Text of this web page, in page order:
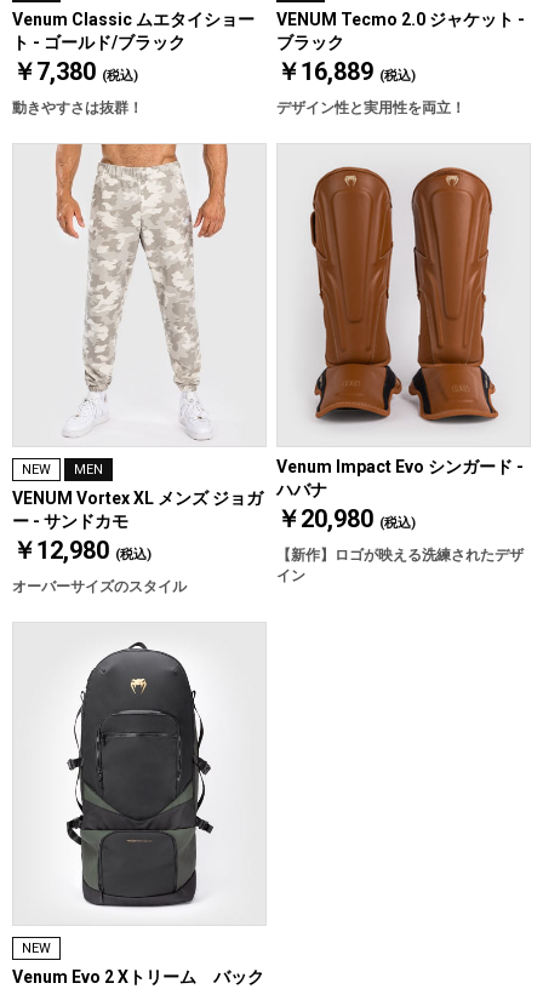
Venum Classic ムエタイショー
ト - ゴールド/ブラック
￥7,380 (税込)
動きやすさは抜群！
VENUM Tecmo 2.0 ジャケット -
ブラック
￥16,889 (税込)
デザイン性と実用性を両立！
NEW MEN
VENUM Vortex XL メンズ ジョガ
ー - サンドカモ
￥12,980 (税込)
オーバーサイズのスタイル
Venum Impact Evo シンガード -
ハバナ
￥20,980 (税込)
【新作】ロゴが映える洗練されたデザ
イン
NEW
Venum Evo 2 Xトリーム バック